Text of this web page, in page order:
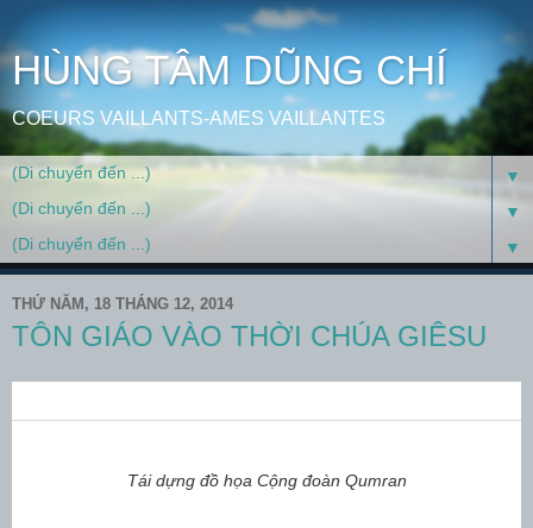
HÙNG TÂM DŨNG CHÍ
COEURS VAILLANTS-AMES VAILLANTES
▼
▼
▼
THỨ NĂM, 18 THÁNG 12, 2014
TÔN GIÁO VÀO THỜI CHÚA GIÊSU
Tái dựng đồ họa Cộng đoàn Qumran